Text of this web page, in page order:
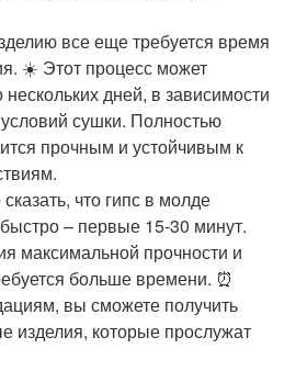
все еще требуется время
☀️ Этот процесс может
дней, в зависимости
сушки. Полностью
прочным и устойчивым к
что гипс в молде
– первые 15-30 минут.
максимальной прочности и
больше времени. ⏰
вы сможете получить
изделия, которые прослужат